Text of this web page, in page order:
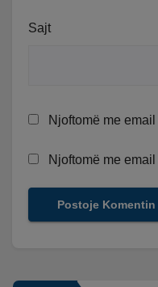
Sajt
Njoftomë me
Njoftomë me